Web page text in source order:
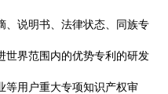
、说明书、法律状态、同族专
世界范围内的优势专利的研发
等用户重大专项知识产权审